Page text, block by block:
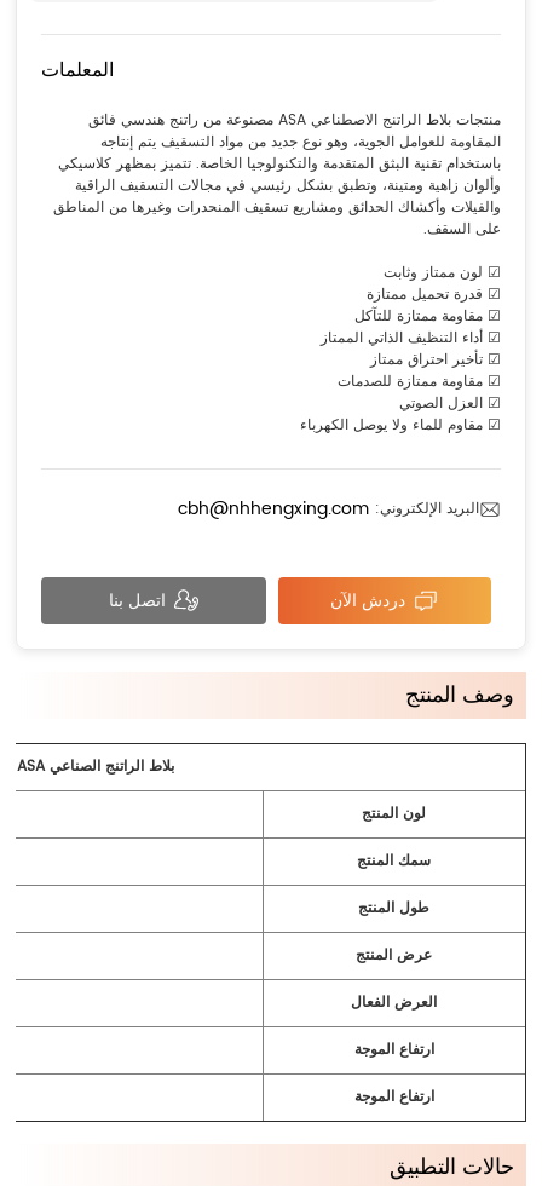
المعلمات
منتجات بلاط الراتنج الاصطناعي ASA مصنوعة من راتنج هندسي فائق
المقاومة للعوامل الجوية، وهو نوع جديد من مواد التسقيف يتم إنتاجه
باستخدام تقنية البثق المتقدمة والتكنولوجيا الخاصة. تتميز بمظهر كلاسيكي
وألوان زاهية ومتينة، وتطبق بشكل رئيسي في مجالات التسقيف الراقية
والفيلات وأكشاك الحدائق ومشاريع تسقيف المنحدرات وغيرها من المناطق
على السقف.
☑ لون ممتاز وثابت
☑ قدرة تحميل ممتازة
☑ مقاومة ممتازة للتآكل
☑ أداء التنظيف الذاتي الممتاز
☑ تأخير احتراق ممتاز
☑ مقاومة ممتازة للصدمات
☑ العزل الصوتي
☑ مقاوم للماء ولا يوصل الكهرباء
البريد الإلكتروني: cbh@nhhengxing.com
دردش الآن اتصل بنا
وصف المنتج
بلاط الراتنج الصناعي Hengxing ASA (بلاط مزجج عتيق / بلاط راتنج صناعي ASA)
لون المنتج
سمك المنتج
طول المنتج
عرض المنتج
العرض الفعال
ارتفاع الموجة
ارتفاع الموجة
حالات التطبيق